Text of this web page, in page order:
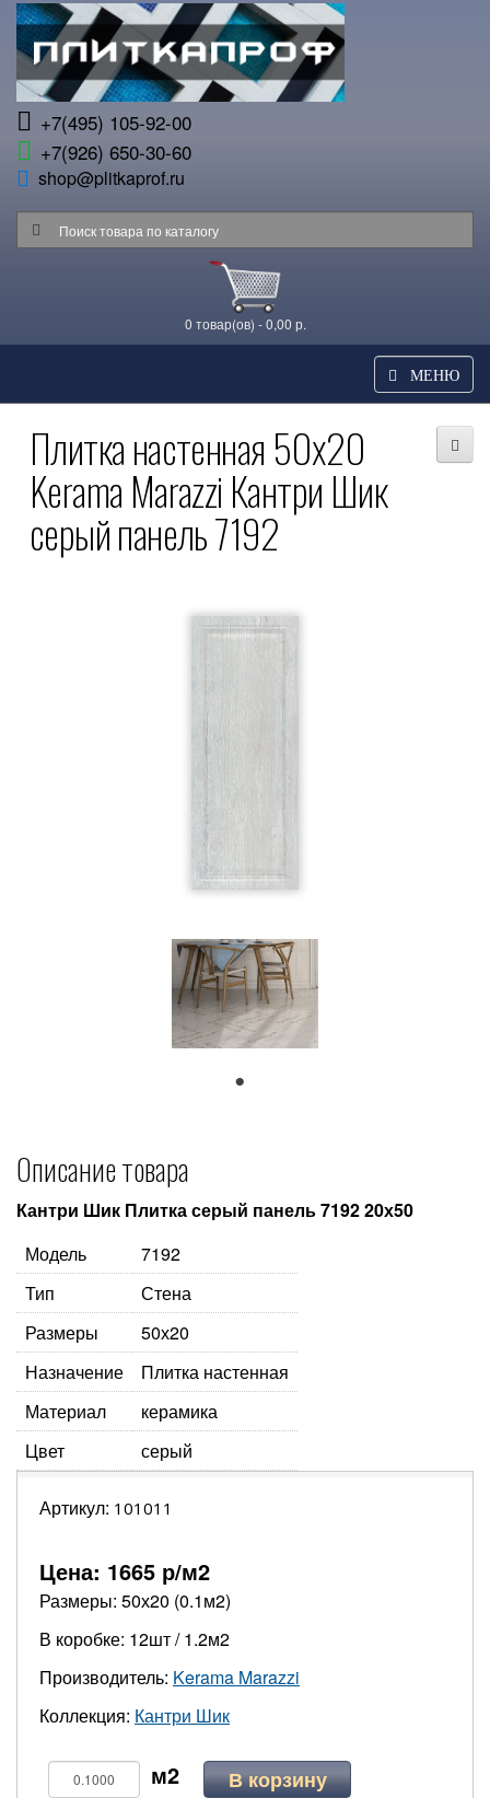
+7(495) 105-92-00
+7(926) 650-30-60
shop@plitkaprof.ru
0 товар(ов) - 0,00 р.
МЕНЮ
Плитка настенная 50x20
Kerama Marazzi Кантри Шик
серый панель 7192
Описание товара
Кантри Шик Плитка серый панель 7192 20х50
Модель
7192
Тип
Стена
Размеры
50х20
Назначение
Плитка настенная
Материал
керамика
Цвет
серый
Артикул: 101011
Цена: 1665 р/м2
Размеры: 50х20 (0.1м2)
В коробке: 12шт / 1.2м2
Производитель: Kerama Marazzi
Коллекция: Кантри Шик
В корзину